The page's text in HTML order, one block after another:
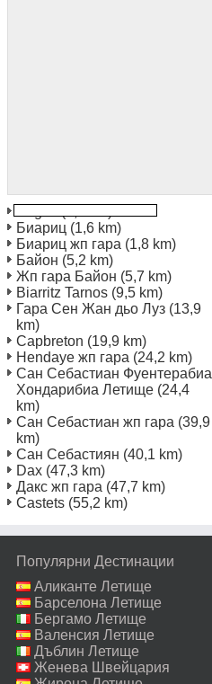
Биариц (1,6 km)
Биариц жп гара (1,8 km)
Байон (5,2 km)
Жп гара Байон (5,7 km)
Biarritz Tarnos (9,5 km)
Гара Сен Жан дьо Луз (13,9
km)
Capbreton (19,9 km)
Hendaye жп гара (24,2 km)
Сан Себастиан Фуентерабиа
Хондарибиа Летище (24,4
km)
Сан Себастиан жп гара (39,9
km)
Сан Себастиян (40,1 km)
Dax (47,3 km)
Дакс жп гара (47,7 km)
Castets (55,2 km)
Популярни Дестинации
Аликанте Летище
Барселона Летище
Бергамо Летище
Валенсия Летище
Дъблин Летище
Женева Швейцария